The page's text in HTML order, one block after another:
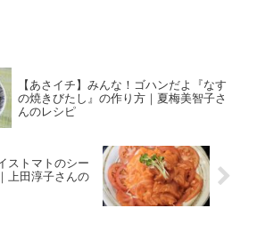
【あさイチ】みんな！ゴハンだよ『なす
の焼きびたし』の作り方｜夏梅美智子さ
んのレシピ
ストマトのシー
上田淳子さんの